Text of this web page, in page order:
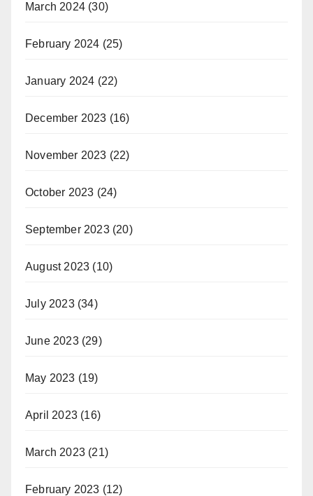
March 2024 (30)
February 2024 (25)
January 2024 (22)
December 2023 (16)
November 2023 (22)
October 2023 (24)
September 2023(20)
August 2023 (10)
July 2023(34)
June 2023(29)
May 2023 (19)
April 2023 (16)
March 2023 (21)
February 2023 (12)